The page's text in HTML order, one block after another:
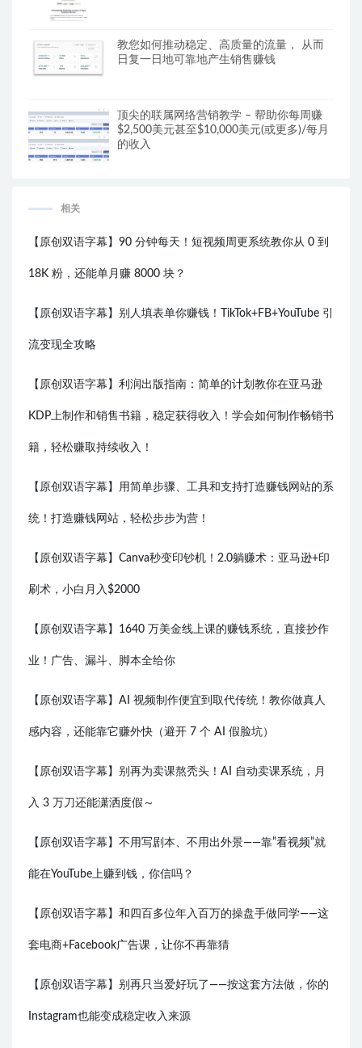
教您如何推动稳定、高质量的流量， 从而
日复一日地可靠地产生销售赚钱
顶尖的联属网络营销教学 – 帮助你每周赚
$2,500美元甚至$10,000美元(或更多)/每月
的收入
相关
【原创双语字幕】90 分钟每天！短视频周更系统教你从 0 到
18K 粉，还能单月赚 8000 块？
【原创双语字幕】别人填表单你赚钱！TikTok+FB+YouTube 引
流变现全攻略
【原创双语字幕】利润出版指南：简单的计划教你在亚马逊
KDP上制作和销售书籍，稳定获得收入！学会如何制作畅销书
籍，轻松赚取持续收入！
【原创双语字幕】用简单步骤、工具和支持打造赚钱网站的系
统！打造赚钱网站，轻松步步为营！
【原创双语字幕】Canva秒变印钞机！2.0躺赚术：亚马逊+印
刷术，小白月入$2000
【原创双语字幕】1640 万美金线上课的赚钱系统，直接抄作
业！广告、漏斗、脚本全给你
【原创双语字幕】AI 视频制作便宜到取代传统！教你做真人
感内容，还能靠它赚外快（避开 7 个 AI 假脸坑）
【原创双语字幕】别再为卖课熬秃头！AI 自动卖课系统，月
入 3 万刀还能潇洒度假～
【原创双语字幕】不用写剧本、不用出外景——靠”看视频”就
能在YouTube上赚到钱，你信吗？
【原创双语字幕】和四百多位年入百万的操盘手做同学——这
套电商+Facebook广告课，让你不再靠猜
【原创双语字幕】别再只当爱好玩了——按这套方法做，你的
Instagram也能变成稳定收入来源